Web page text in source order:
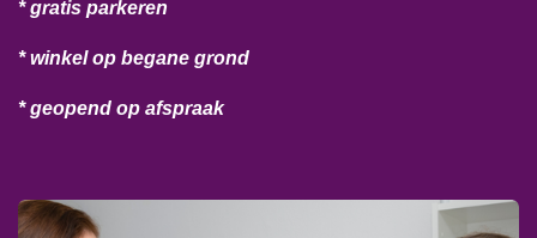
* gratis parkeren
* winkel op begane grond
* geopend op afspraak